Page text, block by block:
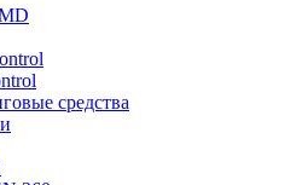
средства